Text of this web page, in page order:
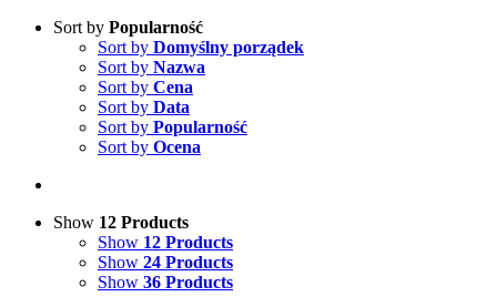
Sort by Popularność
Sort by Domyślny porządek
Sort by Nazwa
Sort by Cena
Sort by Data
Sort by Popularność
Sort by Ocena
Show 12 Products
Show 12 Products
Show 24 Products
Show 36 Products